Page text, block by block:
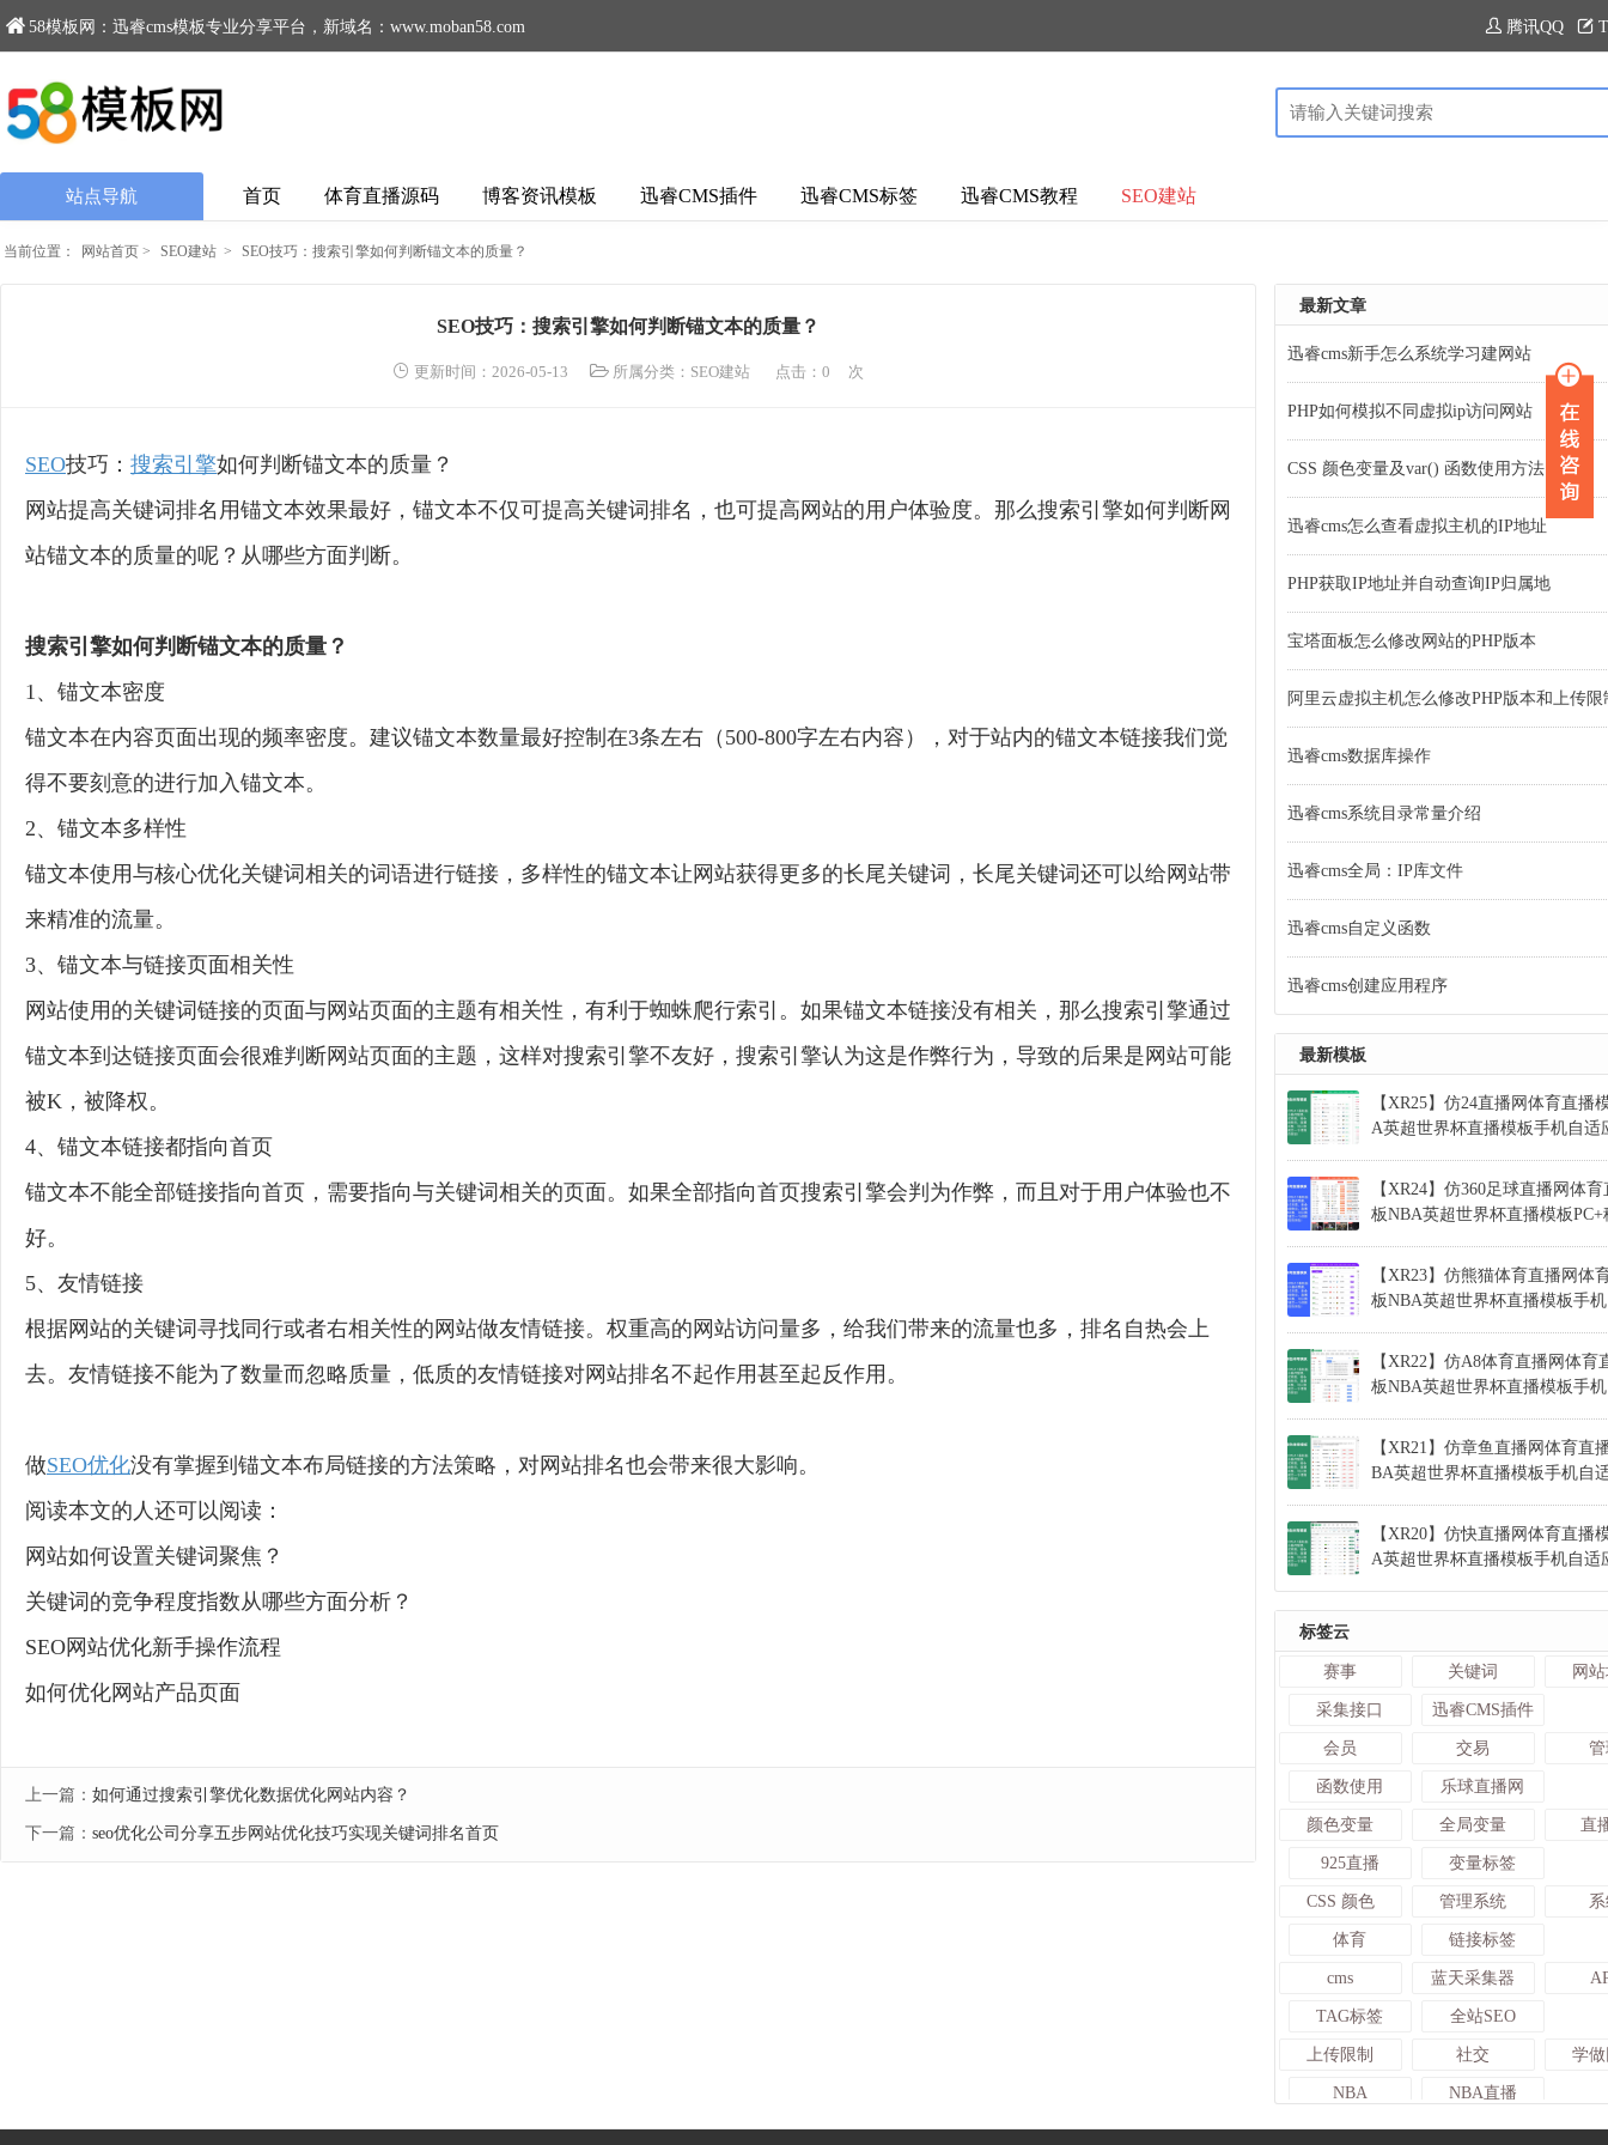
58模板网：迅睿cms模板专业分享平台，新域名：www.moban58.com 腾讯QQ
站点导航 首页 体育直播源码 博客资讯模板 迅睿CMS插件 迅睿CMS标签 迅睿CMS教程 SEO建站
当前位置： 网站首页 > SEO建站 > SEO技巧：搜索引擎如何判断锚文本的质量？
SEO技巧：搜索引擎如何判断锚文本的质量？
更新时间：2026-05-13 所属分类： SEO建站 点击： 0 次
SEO技巧： 搜索引擎如何判断锚文本的质量？
网站提高关键词排名用锚文本效果最好，锚文本不仅可提高关键词排名，也可提高网站的用户体验度。那么搜索引擎如何判断网
站锚文本的质量的呢？从哪些方面判断。
搜索引擎如何判断锚文本的质量？
1、锚文本密度
锚文本在内容页面出现的频率密度。建议锚文本数量最好控制在3条左右（500-800字左右内容），对于站内的锚文本链接我们觉
得不要刻意的进行加入锚文本。
2、锚文本多样性
锚文本使用与核心优化关键词相关的词语进行链接，多样性的锚文本让网站获得更多的长尾关键词，长尾关键词还可以给网站带
来精准的流量。
3、锚文本与链接页面相关性
网站使用的关键词链接的页面与网站页面的主题有相关性，有利于蜘蛛爬行索引。如果锚文本链接没有相关，那么搜索引擎通过
锚文本到达链接页面会很难判断网站页面的主题，这样对搜索引擎不友好，搜索引擎认为这是作弊行为，导致的后果是网站可能
被K，被降权。
4、锚文本链接都指向首页
锚文本不能全部链接指向首页，需要指向与关键词相关的页面。如果全部指向首页搜索引擎会判为作弊，而且对于用户体验也不
好。
5、友情链接
根据网站的关键词寻找同行或者右相关性的网站做友情链接。权重高的网站访问量多，给我们带来的流量也多，排名自热会上
去。友情链接不能为了数量而忽略质量，低质的友情链接对网站排名不起作用甚至起反作用。
做SEO优化没有掌握到锚文本布局链接的方法策略，对网站排名也会带来很大影响。
阅读本文的人还可以阅读：
网站如何设置关键词聚焦？
关键词的竞争程度指数从哪些方面分析？
SEO网站优化新手操作流程
如何优化网站产品页面
上一篇： 如何通过搜索引擎优化数据优化网站内容？
下一篇： seo优化公司分享五步网站优化技巧实现关键词排名首页
最新文章
迅睿cms新手怎么系统学习建网站
PHP如何模拟不同虚拟ip访问网站
CSS 颜色变量及var() 函数使用方法
迅睿cms怎么查看虚拟主机的IP地址
PHP获取IP地址并自动查询IP归属地
宝塔面板怎么修改网站的PHP版本
阿里云虚拟主机怎么修改PHP版本和上传限
迅睿cms数据库操作
迅睿cms系统目录常量介绍
迅睿cms全局：IP库文件
迅睿cms自定义函数
迅睿cms创建应用程序
最新模板
【XR25】仿24直播网体育直播
A英超世界杯直播模板手机自适
【XR24】仿360足球直播网体
板NBA英超世界杯直播模板PC+
【XR23】仿熊猫体育直播网体
板NBA英超世界杯直播模板手
【XR22】仿A8体育直播网体育
板NBA英超世界杯直播模板手
【XR21】仿章鱼直播网体育直
BA英超世界杯直播模板手机自
【XR20】仿快直播网体育直播
A英超世界杯直播模板手机自适
标签云
赛事 关键词 网
采集接口 迅睿CMS插件
会员 交易
函数使用 乐球直播网
颜色变量 全局变量 直
925直播 变量标签
CSS 颜色 管理系统
体育 链接标签
cms 蓝天采集器
TAG标签 全站SEO
上传限制 社交 学
NBA NBA直播
章鱼直播 官网 熊